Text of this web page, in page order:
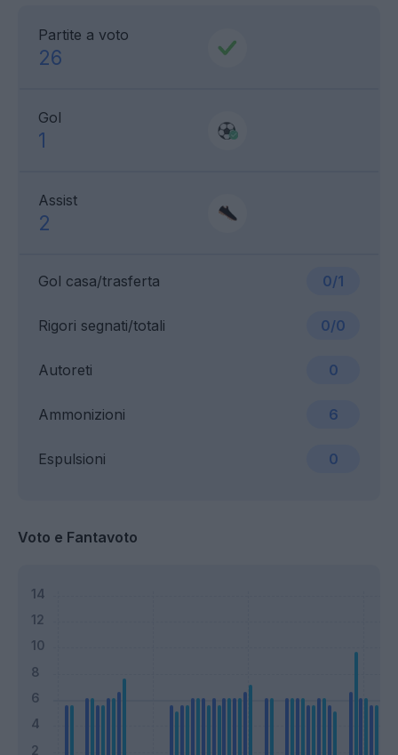
Partite a voto
26
Gol
1
Assist
2
Gol casa/trasferta 0/1
Ammonizioni 6
Rigori segnati/totali 0/0
Espulsioni 0
Autoreti 0
Voto e Fantavoto